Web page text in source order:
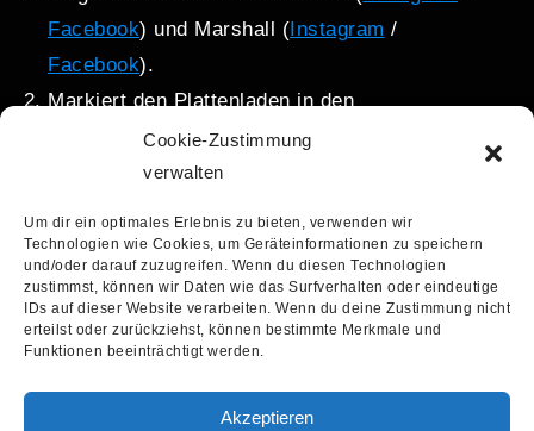
Cookie-Zustimmung
verwalten
Um dir ein optimales Erlebnis zu bieten, verwenden wir
Technologien wie Cookies, um Geräteinformationen zu speichern
und/oder darauf zuzugreifen. Wenn du diesen Technologien
zustimmst, können wir Daten wie das Surfverhalten oder eindeutige
IDs auf dieser Website verarbeiten. Wenn du deine Zustimmung nicht
erteilst oder zurückziehst, können bestimmte Merkmale und
Funktionen beeinträchtigt werden.
Akzeptieren
Facebook) und Marshall ( Instagram /
Facebook).
Markiert den Plattenladen in den
Kommentaren, in dem Ihr am Samstag Eure
RSD-Releases ergattern wollt.
Teilnahmeberechtigt sind Teilnehmer:innen ab
18 Jahren mit Wohnsitz in Deutschland, Österreich
und Schweiz.Teilnahme möglich bis zum SA,
den 18.04.2026, 23:59 Uhr
ausgelost und benachrichtigt.